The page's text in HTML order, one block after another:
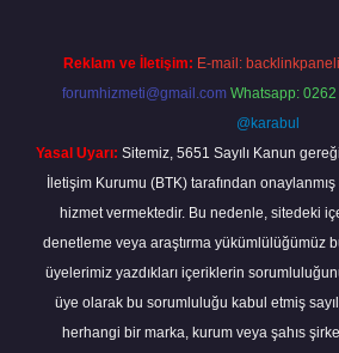
Reklam ve İletişim: E-mail:
forumhizmeti@gmail.com Whatsapp:
@karabul
Yasal Uyarı: Sitemiz, 5651 Sayılı Kanun
İletişim Kurumu (BTK) tarafından
hizmet vermektedir. Bu nedenle, sitedeki
denetleme veya araştırma yükümlülüğümüz
üyelerimiz yazdıkları içeriklerin
üye olarak bu sorumluluğu kabul etmiş
herhangi bir marka, kurum veya şahıs